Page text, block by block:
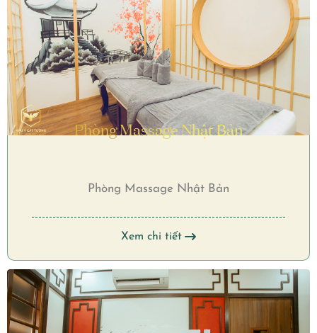
Phòng Massage Nhật Bản
Phòng Massage Nhật Bản
Xem chi tiết